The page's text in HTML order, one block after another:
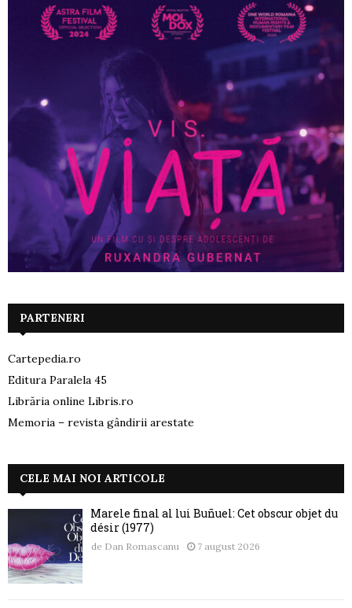
PARTENERI
Cartepedia.ro
Editura Paralela 45
Librăria online Libris.ro
Memoria – revista gândirii arestate
CELE MAI NOI ARTICOLE
Marele final al lui Buñuel: Cet obscur objet du
désir (1977)
de Dan Romascanu 7 august 2026